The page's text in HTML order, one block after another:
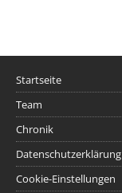
Startseite
Team
Chronik
Datenschutzerklärung
Cookie-Einstellungen